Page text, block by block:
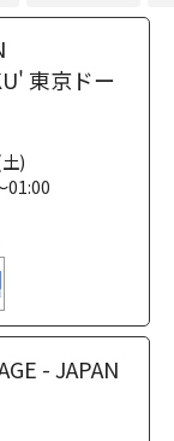
東京ドー
)
01:00
- JAPAN